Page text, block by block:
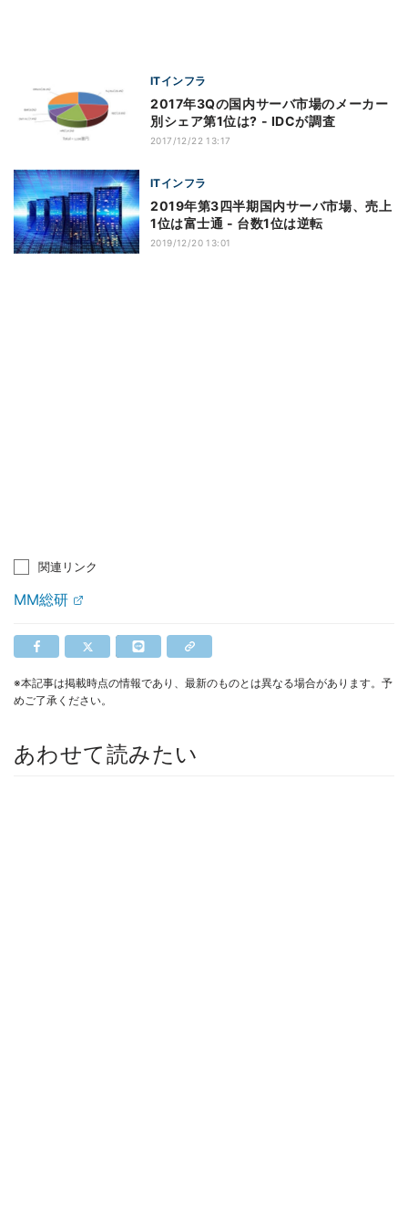
ITインフラ
2017年3Qの国内サーバ市場のメーカー
別シェア第1位は? - IDCが調査
2017/12/22 13:17
ITインフラ
2019年第3四半期国内サーバ市場、売上
1位は富士通 - 台数1位は逆転
2019/12/20 13:01
関連リンク
MM総研
※本記事は掲載時点の情報であり、最新のものとは異なる場合があります。予
めご了承ください。
あわせて読みたい